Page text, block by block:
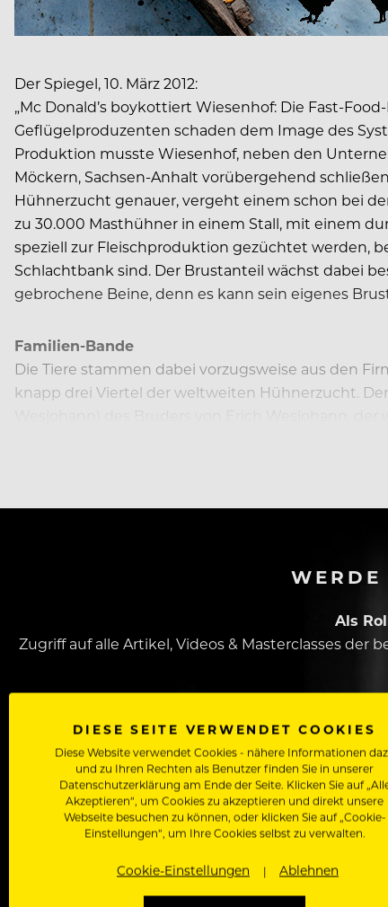
Der Spiegel, 10. März 2012:
„Mc Donald’s boykottiert Wiesenhof: Die Fast-
Geflügelproduzenten schaden dem Image des
Produktion musste Wiesenhof, neben den
Möckern, Sachsen-Anhalt vorübergehend
Hühnerzucht genauer, vergeht einem schon bei
zu 30.000 Masthühner in einem Stall, mit einem
speziell zur Fleischproduktion gezüchtet werden,
Schlachtbank sind. Der Brustanteil wächst dabei
gebrochene Beine, denn es kann sein eigenes
Familien-Bande
Die Tiere stammen dabei vorzugsweise aus den
knapp drei Viertel der weltweiten Hühnerzucht.
Fleisch wird produziert und sogar die letzten
Als
Zugriff auf alle Artikel, Videos & Masterclasses der
Dein Vorname
In welchem Bereich arbeitest du
DIESE SEITE VERWENDET COOKIES
Diese Website verwendet Cookies - nähere Informationen
und zu Ihren Rechten als Benutzer finden Sie in unserer
Datenschutzerklärung am Ende der Seite. Klicken Sie auf
Akzeptieren“, um Cookies zu akzeptieren und direkt unsere
Webseite besuchen zu können, oder klicken Sie auf „Cookie-
Einstellungen“, um Ihre Cookies selbst zu verwalten.
Cookie-Einstellungen Ablehnen